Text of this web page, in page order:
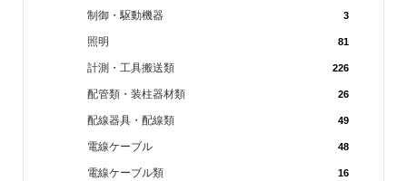
制御・駆動機器 3
照明 81
計測・工具搬送類 226
配管類・装柱器材類 26
配線器具・配線類 49
電線ケーブル 48
電線ケーブル類 16